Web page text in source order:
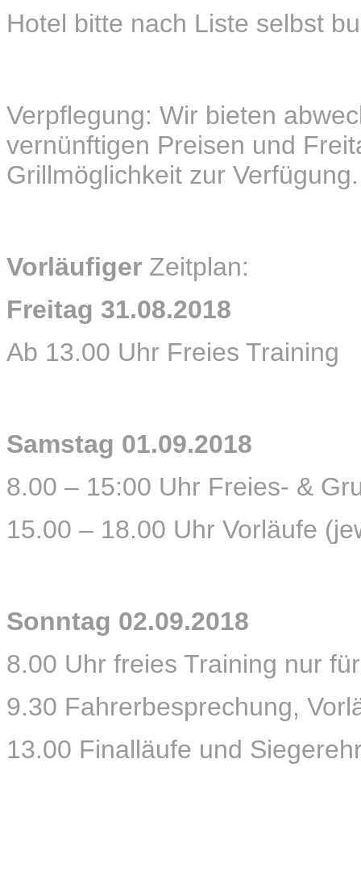
Hotel bitte nach Liste selbst
Verpflegung: Wir bieten
vernünftigen Preisen und
Grillmöglichkeit zur Verfügung.
Vorläufiger Zeitplan:
Freitag 31.08.2018
Ab 13.00 Uhr Freies Training
Samstag 01.09.2018
8.00 – 15:00 Uhr Freies- &
15.00 – 18.00 Uhr Vorläufe
Sonntag 02.09.2018
8.00 Uhr freies Training nur
9.30 Fahrerbesprechung,
13.00 Finalläufe und